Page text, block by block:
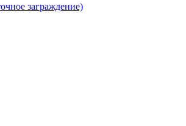
заграждение)